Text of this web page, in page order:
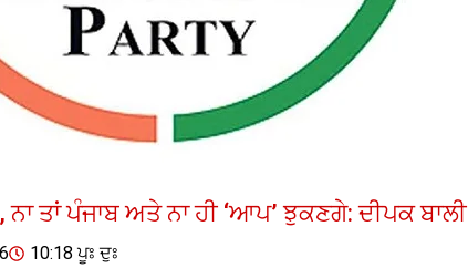
ਨਾ ਤਾਂ ਪੰਜਾਬ ਅਤੇ ਨਾ ਹੀ ‘ਆਪ’ ਝੁਕਣਗੇ: ਦੀਪਕ ਬਾਲੀ
10:18 ਪੂਃ ਦੁਃ